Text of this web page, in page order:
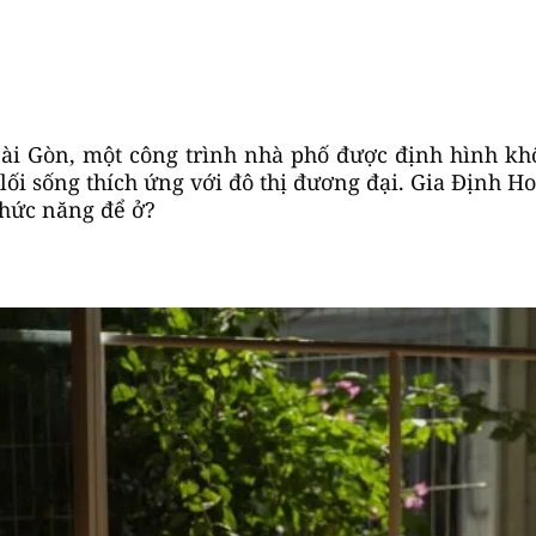
Gòn, một công trình nhà phố được định hình
sống thích ứng với đô thị đương đại. Gia Định
năng để ở?